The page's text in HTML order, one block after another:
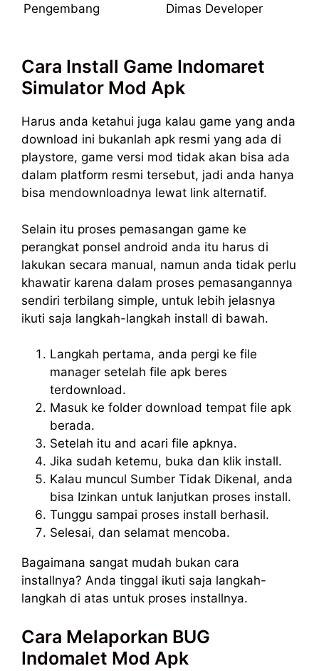
Pengembang
Dimas Developer
Cara Install Game Indomaret
Simulator Mod Apk
Harus anda ketahui juga kalau game yang anda
download ini bukanlah apk resmi yang ada di
playstore, game versi mod tidak akan bisa ada
dalam platform resmi tersebut, jadi anda hanya
bisa mendownloadnya lewat link alternatif.
Selain itu proses pemasangan game ke
perangkat ponsel android anda itu harus di
lakukan secara manual, namun anda tidak perlu
khawatir karena dalam proses pemasangannya
sendiri terbilang simple, untuk lebih jelasnya
ikuti saja langkah-langkah install di bawah.
Langkah pertama, anda pergi ke file
manager setelah file apk beres
terdownload.
Masuk ke folder download tempat file apk
berada.
Setelah itu and acari file apknya.
Jika sudah ketemu, buka dan klik install.
Kalau muncul Sumber Tidak Dikenal, anda
bisa Izinkan untuk lanjutkan proses install.
Tunggu sampai proses install berhasil.
Selesai, dan selamat mencoba.
Bagaimana sangat mudah bukan cara
installnya? Anda tinggal ikuti saja langkah-
langkah di atas untuk proses installnya.
Cara Melaporkan BUG
Indomalet Mod Apk